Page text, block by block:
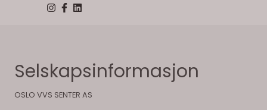
Selskapsinformasjon
OSLO VVS SENTER AS